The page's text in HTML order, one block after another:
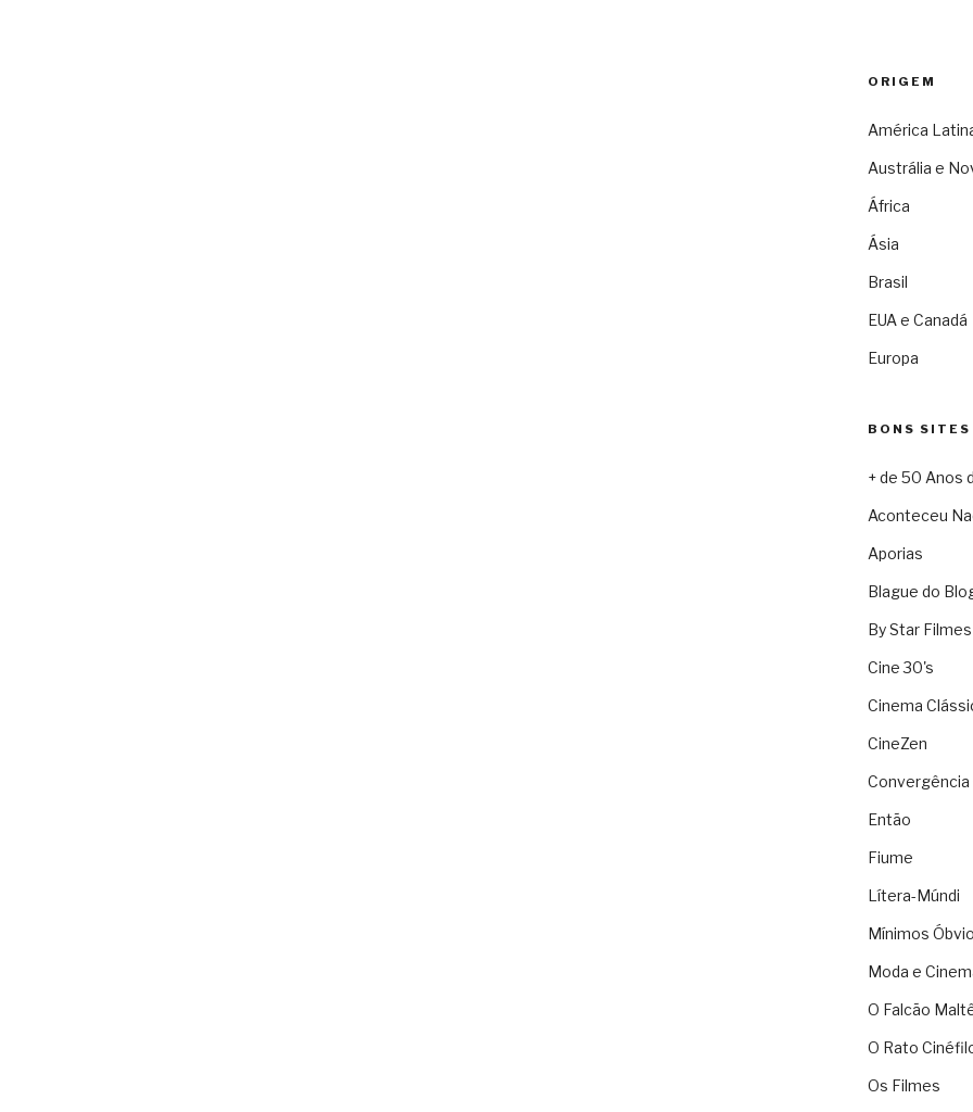
ORIGEM
América
Austrália e
África
Ásia
Brasil
EUA e Canadá
Europa
BONS SITES
+ de 50 Anos
Aconteceu
Aporias
Blague do
By Star Filmes
Cine 30's
Cinema
CineZen
Convergência
Então
Fiume
Lítera-Múndi
Mínimos
Moda e
O Falcão
O Rato
Os Filmes